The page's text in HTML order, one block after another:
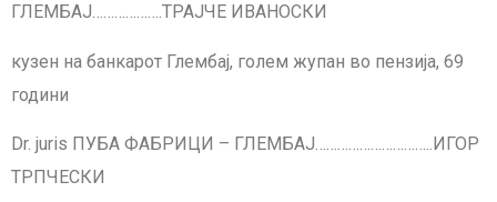
ГЛЕМБАЈ……………….ТРАЈЧЕ ИВАНОСКИ
кузен на банкарот Глембај, голем жупан во пензија, 69
години
Dr. juris ПУБА ФАБРИЦИ – ГЛЕМБАЈ…………………………..ИГОР
ТРПЧЕСКИ